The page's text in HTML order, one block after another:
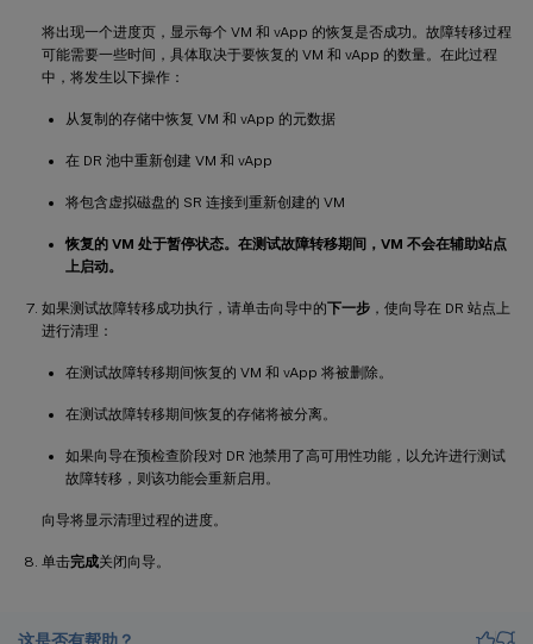
将出现一个进度页，显示每个 VM 和 vApp 的恢复是否成功。故障转移过程
可能需要一些时间，具体取决于要恢复的 VM 和 vApp 的数量。在此过程
中，将发生以下操作：
从复制的存储中恢复 VM 和 vApp 的元数据
在 DR 池中重新创建 VM 和 vApp
将包含虚拟磁盘的 SR 连接到重新创建的 VM
恢复的 VM 处于暂停状态。在测试故障转移期间，VM 不会在辅助站点
上启动。
如果测试故障转移成功执行，请单击向导中的下一步 ，使向导在 DR 站点上
进行清理：
在测试故障转移期间恢复的 VM 和 vApp 将被删除。
在测试故障转移期间恢复的存储将被分离。
如果向导在预检查阶段对 DR 池禁用了高可用性功能，以允许进行测试
故障转移，则该功能会重新启用。
向导将显示清理过程的进度。
单击完成关闭向导。
这是否有帮助？